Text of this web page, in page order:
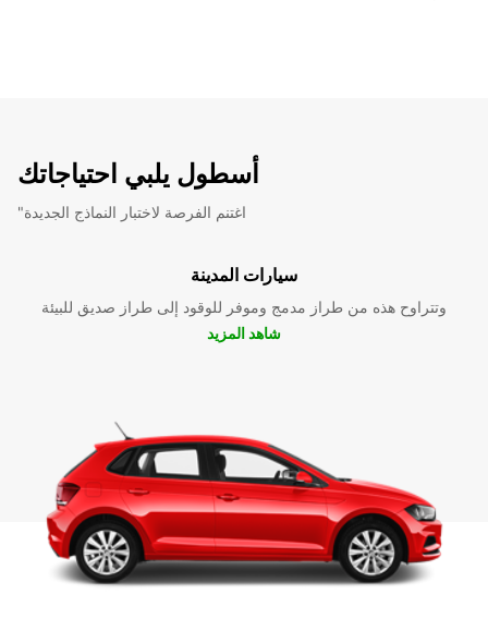
أسطول يلبي احتياجاتك
"اغتنم الفرصة لاختبار النماذج الجديدة
سيارات المدينة
وتتراوح هذه من طراز مدمج وموفر للوقود إلى طراز صديق للبيئة
شاهد المزيد